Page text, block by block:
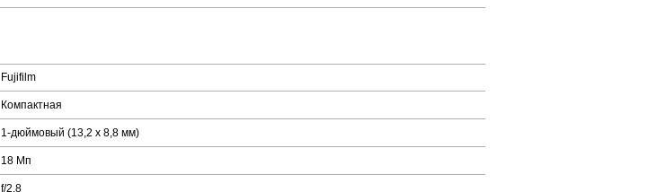
Fujifilm
Компактная
1-дюймовый (13,2 x 8,8 мм)
18 Мп
f/2.8